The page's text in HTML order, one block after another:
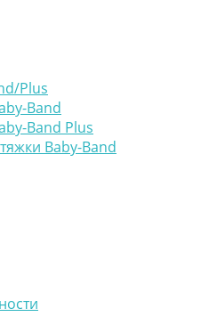
Plus
Band
Band Plus
Baby-Band